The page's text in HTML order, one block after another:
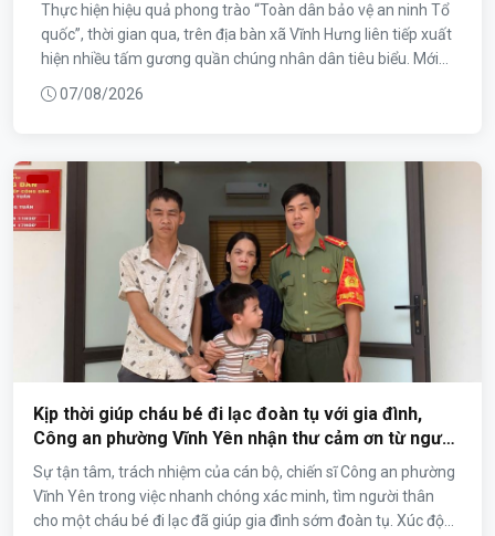
Thực hiện hiệu quả phong trào “Toàn dân bảo vệ an ninh Tổ
quốc”, thời gian qua, trên địa bàn xã Vĩnh Hưng liên tiếp xuất
hiện nhiều tấm gương quần chúng nhân dân tiêu biểu. Mới...
07/08/2026
Kịp thời giúp cháu bé đi lạc đoàn tụ với gia đình,
Công an phường Vĩnh Yên nhận thư cảm ơn từ người
dân
Sự tận tâm, trách nhiệm của cán bộ, chiến sĩ Công an phường
Vĩnh Yên trong việc nhanh chóng xác minh, tìm người thân
cho một cháu bé đi lạc đã giúp gia đình sớm đoàn tụ. Xúc động